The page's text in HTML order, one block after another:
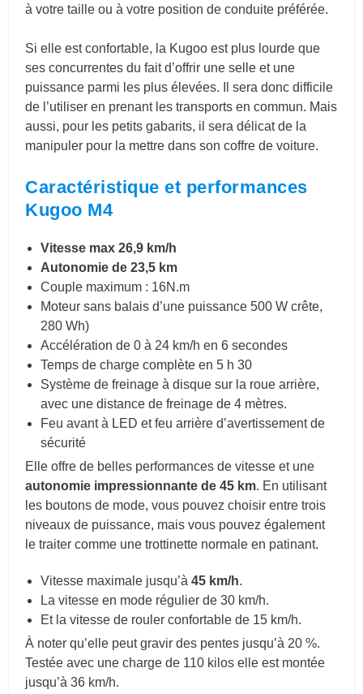
à votre taille ou à votre position de conduite préférée.
Si elle est confortable, la Kugoo est plus lourde que
ses concurrentes du fait d’offrir une selle et une
puissance parmi les plus élevées. Il sera donc difficile
de l’utiliser en prenant les transports en commun. Mais
aussi, pour les petits gabarits, il sera délicat de la
manipuler pour la mettre dans son coffre de voiture.
Caractéristique et performances
Kugoo M4
Vitesse max 26,9 km/h
Autonomie de 23,5 km
Couple maximum : 16N.m
Moteur sans balais d’une puissance 500 W crête,
280 Wh)
Accélération de 0 à 24 km/h en 6 secondes
Temps de charge complète en 5 h 30
Système de freinage à disque sur la roue arrière,
avec une distance de freinage de 4 mètres.
Feu avant à LED et feu arrière d’avertissement de
sécurité
Elle offre de belles performances de vitesse et une
autonomie impressionnante de 45 km. En utilisant
les boutons de mode, vous pouvez choisir entre trois
niveaux de puissance, mais vous pouvez également
le traiter comme une trottinette normale en patinant.
Vitesse maximale jusqu’à45 km/h.
La vitesse en mode régulier de 30 km/h.
Et la vitesse de rouler confortable de 15 km/h.
À noter qu’elle peut gravir des pentes jusqu’à 20 %.
Testée avec une charge de 110 kilos elle est montée
jusqu’à 36 km/h.